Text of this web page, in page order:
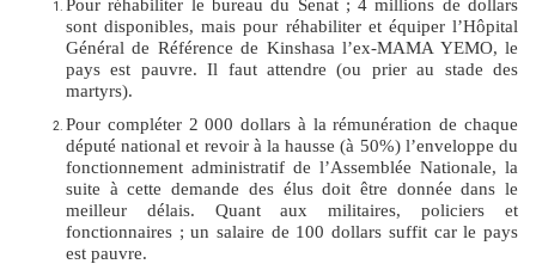
Pour réhabiliter le bureau du Senat ; 4 millions de dollars
sont disponibles, mais pour réhabiliter et équiper l’Hôpital
Général de Référence de Kinshasa l’ex-MAMA YEMO, le
pays est pauvre. Il faut attendre (ou prier au stade des
martyrs).
Pour compléter 2 000 dollars à la rémunération de chaque
député national et revoir à la hausse (à 50%) l’enveloppe du
fonctionnement administratif de l’Assemblée Nationale, la
suite à cette demande des élus doit être donnée dans le
meilleur délais. Quant aux militaires, policiers et
fonctionnaires ; un salaire de 100 dollars suffit car le pays
est pauvre.